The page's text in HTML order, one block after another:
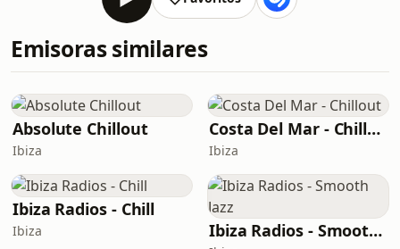
Emisoras similares
Absolute Chillout
Ibiza
Costa Del Mar - Chillout
Ibiza
Ibiza Radios - Chill
Ibiza Ibiza Radios - Smooth Jazz